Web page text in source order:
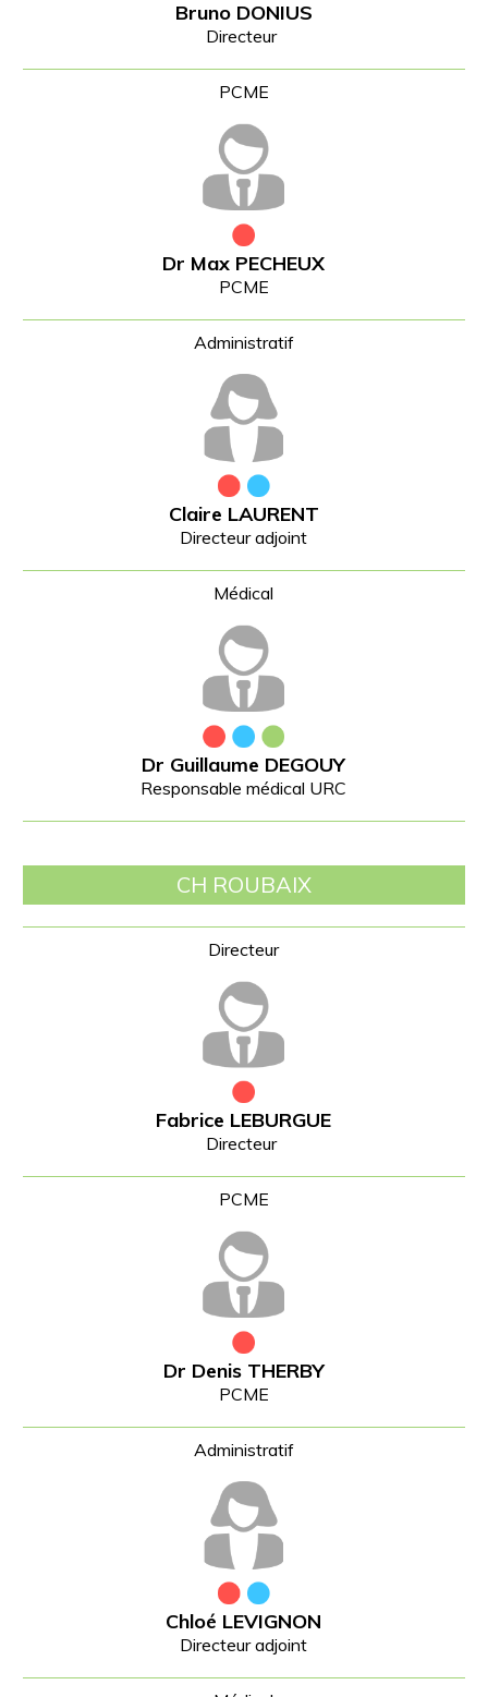
Bruno DONIUS
Directeur
Dr Max PECHEUX
PCME
Claire LAURENT
Directeur adjoint
Dr Guillaume DEGOUY
Responsable médical URC
CH ROUBAIX
Fabrice LEBURGUE
Directeur
Dr Denis THERBY
PCME
Chloé LEVIGNON
Directeur adjoint